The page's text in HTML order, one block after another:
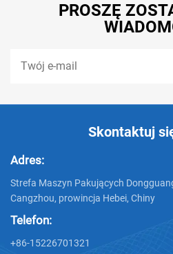
PROSZĘ
Skontaktuj
Adres:
Strefa Maszyn Pakujących
Cangzhou, prowincja Hebei, Chiny
Telefon:
+86-15226701321